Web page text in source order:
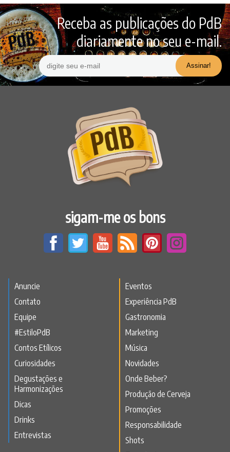
Receba as publicações do PdB
diariamente no seu e-mail.
sigam-me os bons
Anuncie
Contato
Equipe
#EstiloPdB
Contos Etílicos
Curiosidades
Degustações e
Harmonizações
Dicas
Drinks
Entrevistas
Eventos
Experiência PdB
Gastronomia
Marketing
Música
Novidades
Onde Beber?
Produção de Cerveja
Promoções
Responsabilidade
Shots